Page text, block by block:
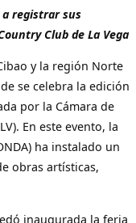
registrar sus
Club de La Vega
y la región Norte
se celebra la edición
por la Cámara de
En este evento, la
ha instalado un
obras artísticas,
inaugurada la feria